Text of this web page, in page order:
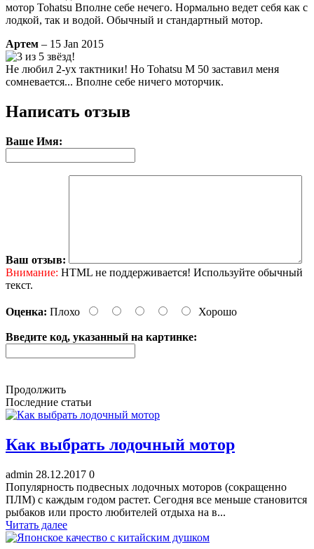
мотор Tohatsu Вполне себе нечего. Нормально ведет себя как с
лодкой, так и водой. Обычный и стандартный мотор.
Артем – 15 Jan 2015
Не любил 2-ух тактники! Но Tohatsu M 50 заставил меня
сомневается... Вполне себе ничего моторчик.
Написать отзыв
Ваше Имя:
Ваш отзыв:
Внимание: HTML не поддерживается! Используйте обычный
текст.
Оценка: Плохо Хорошо
Введите код, указанный на картинке:
Продолжить
Последние статьи
Как выбрать лодочный мотор
admin 28.12.2017 0
Популярность подвесных лодочных моторов (сокращенно
ПЛМ) с каждым годом растет. Сегодня все меньше становится
рыбаков или просто любителей отдыха на в...
Читать далее